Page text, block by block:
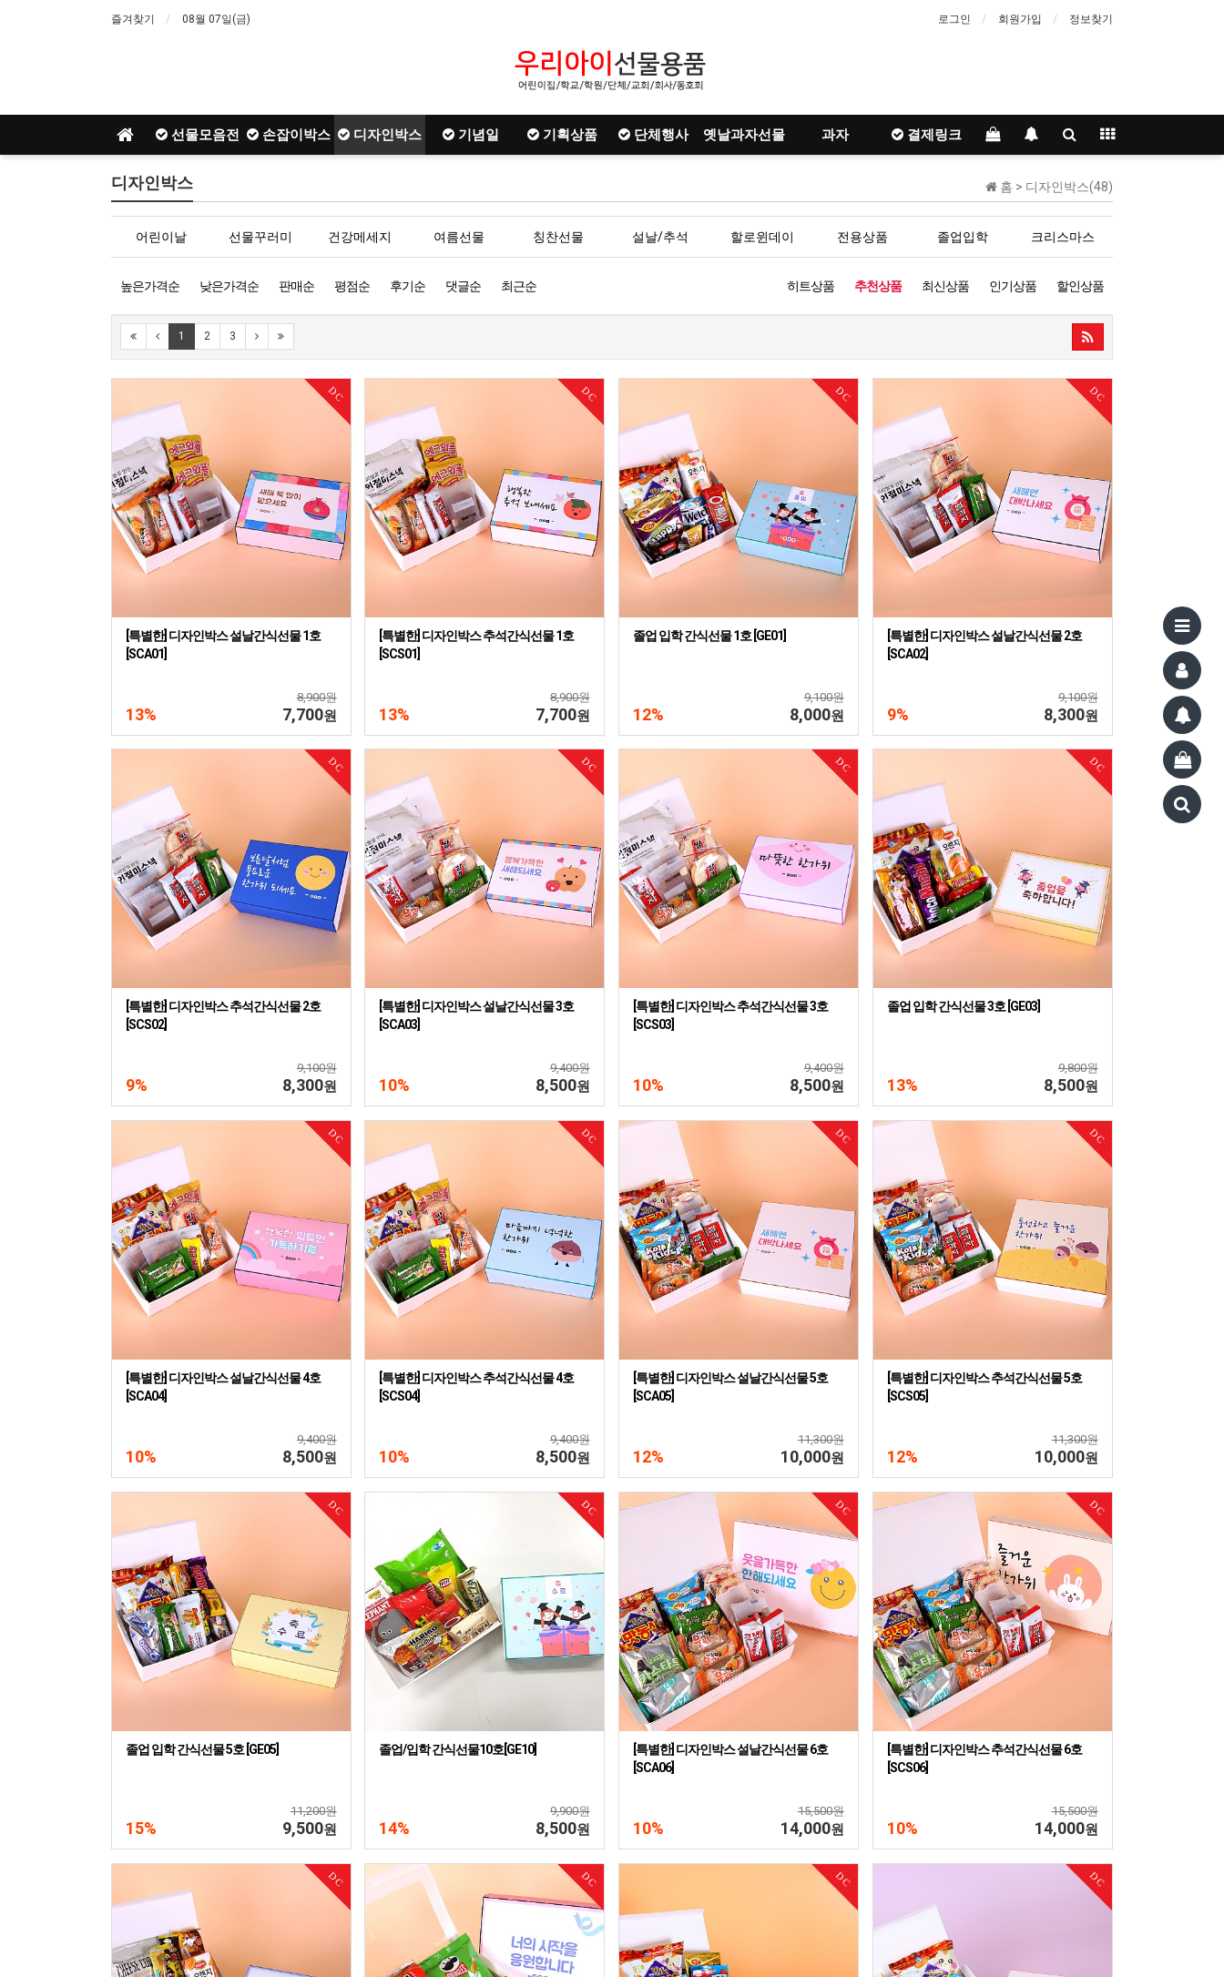
즐겨찾기 08월 07일(금) 로그인 회원가입 정보찾기
선물모음전 손잡이박스 디자인박스 기념일 기획상품 단체행사 옛날과자선물 과자 결제링크
홈 > 디자인박스(48)
디자인박스
어린이날 선물꾸러미 건강메세지 여름선물 칭찬선물 설날/추석 할로윈데이 전용상품 졸업입학 크리스마스
높은가격순 낮은가격순 판매순 평점순 후기순 댓글순 최근순 히트상품 추천상품 최신상품 인기상품 할인상품
1 2 3
DC
[특별한] 디자인박스 설날간식선물 1호
[SCA01]
8,900원
13% 7,700원
DC
[특별한] 디자인박스 추석간식선물 1호
[SCS01]
8,900원
13% 7,700원
DC
졸업 입학 간식선물 1호 [GE01]
9,100원
12% 8,000원
DC
[특별한] 디자인박스 설날간식선물 2호
[SCA02]
9,100원
9% 8,300원
DC
[특별한] 디자인박스 추석간식선물 2호
[SCS02]
9,100원
9% 8,300원
DC
[특별한] 디자인박스 설날간식선물 3호
[SCA03]
9,400원
10% 8,500원
DC
[특별한] 디자인박스 추석간식선물 3호
[SCS03]
9,400원
10% 8,500원
DC
졸업 입학 간식선물 3호 [GE03]
9,800원
13% 8,500원
DC
[특별한] 디자인박스 설날간식선물 4호
[SCA04]
9,400원
10% 8,500원
DC
[특별한] 디자인박스 추석간식선물 4호
[SCS04]
9,400원
10% 8,500원
DC
[특별한] 디자인박스 설날간식선물 5호
[SCA05]
11,300원
12% 10,000원
DC
[특별한] 디자인박스 추석간식선물 5호
[SCS05]
11,300원
12% 10,000원
DC
졸업 입학 간식선물 5호 [GE05]
11,200원
15% 9,500원
DC
졸업/입학 간식선물10호[GE10]
9,900원
14% 8,500원
DC
[특별한] 디자인박스 설날간식선물 6호
[SCA06]
15,500원
10% 14,000원
DC
[특별한] 디자인박스 추석간식선물 6호
[SCS06]
15,500원
10% 14,000원
DC DC DC DC